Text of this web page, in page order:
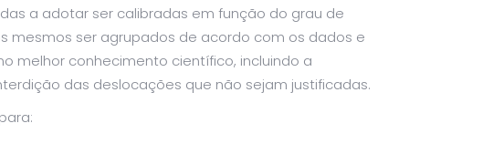
a adotar ser calibradas em função do grau de
mesmos ser agrupados de acordo com os dados e
melhor conhecimento científico, incluindo a
das deslocações que não sejam justificadas.